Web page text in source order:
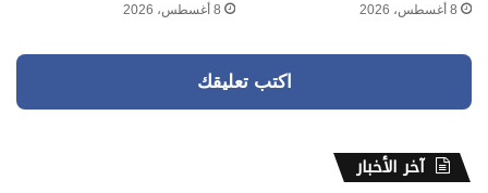
8 أغسطس، 2026 8 أغسطس، 2026
اكتب تعليقك
آخر الأخبار